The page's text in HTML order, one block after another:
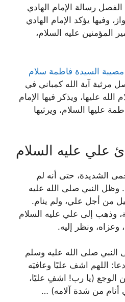
الفصل رسالة الإمام الهادي
وفيها يؤكد الإمام الهادي
المؤمنين عليه السلام،
مصيبة السيدة فاطمة سلام
مرثية آية الله كمباني في
عليها، ويذكر فيها الإمام
عليها السلام، ويرثيها
علي عليه السلام
الشديدة، حتى أنه لم
وظل النبي صلى الله عليه
من أجل علي، ولم ينام.
وذهب إلى علي عليه السلام
ونظر إليه.
صلى الله عليه وسلم
اللهم اشف عليًا وعافيَه
الوجع (يا رب! اشفِ عليًا،
أنام من شدة آلامه) …